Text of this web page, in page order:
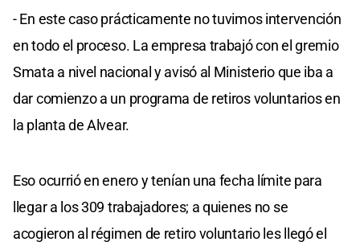
- En este caso prácticamente no tuvimos intervención
en todo el proceso. La empresa trabajó con el gremio
Smata a nivel nacional y avisó al Ministerio que iba a
dar comienzo a un programa de retiros voluntarios en
la planta de Alvear.
Eso ocurrió en enero y tenían una fecha límite para
llegar a los 309 trabajadores; a quienes no se
acogieron al régimen de retiro voluntario les llegó el